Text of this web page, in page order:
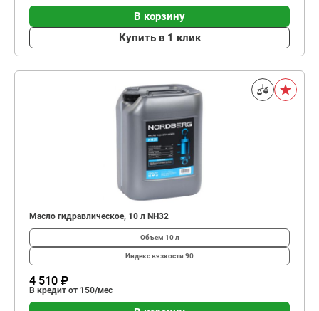
В корзину
Купить в 1 клик
Масло гидравлическое, 10 л NH32
Объем 10 л
Индекс вязкости 90
4 510 ₽
В кредит от 150/мес